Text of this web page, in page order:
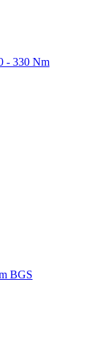
- 330 Nm
BGS